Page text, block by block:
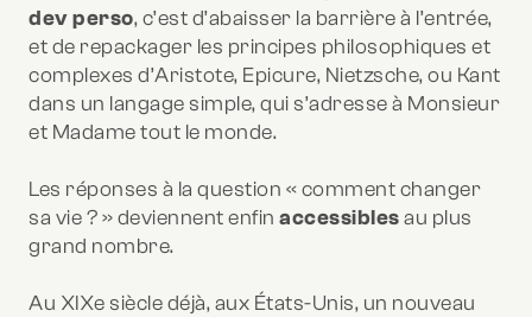
dev perso, c’est d’abaisser la barrière à l’entrée,
et de repackager les principes philosophiques et
complexes d’Aristote, Epicure, Nietzsche, ou Kant
dans un langage simple, qui s’adresse à Monsieur
et Madame tout le monde.
Les réponses à la question « comment changer
sa vie ? » deviennent enfin accessiblesau plus
grand nombre.
Au XIXe siècle déjà, aux États-Unis, un nouveau